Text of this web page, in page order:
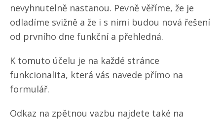
nevyhnutelně nastanou. Pevně věříme, že je
odladíme svižně a že i s nimi budou nová řešení
od prvního dne funkční a přehledná.
K tomuto účelu je na každé stránce
funkcionalita, která vás navede přímo na
formulář.
Odkaz na zpětnou vazbu najdete také na